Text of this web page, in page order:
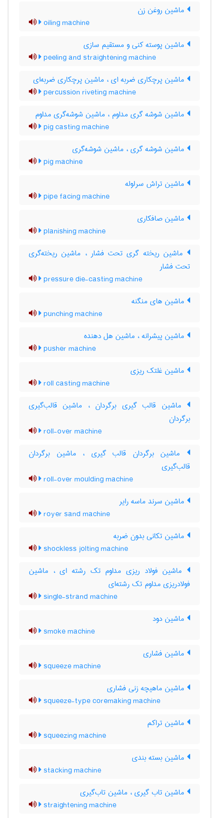
ماشین روغن زن
oiling machine
ماشین پوسته کنی و مستقیم سازی
peeling and straightening machine
ماشین پرچکاری ضربه ای ، ماشین پرچکاری ضربه‌ای
percussion riveting machine
ماشین شوشه گری مداوم ، ماشین شوشه‌گری مداوم
pig casting machine
ماشین شوشه گری ، ماشین شوشه‌گری
pig machine
ماشین تراش سرلوله
pipe facing machine
ماشین صافکاری
planishing machine
ماشین ریخته گری تحت فشار ، ماشین ریخته‌گری
تحت فشار
pressure die-casting machine
ماشین های منگنه
punching machine
ماشین پیشرانه ، ماشین هل دهنده
pusher machine
ماشین غلتک ریزی
roll casting machine
ماشین قالب گیری برگردان ، ماشین قالب‌گیری
برگردان
roll-over machine
ماشین برگردان قالب گیری ، ماشین برگردان
قالب‌گیری
roll-over moulding machine
ماشین سرند ماسه رایر
royer sand machine
ماشین تکانی بدون ضربه
shockless jolting machine
ماشین فولاد ریزی مداوم تک رشته ای ، ماشین
فولادریزی مداوم تک رشته‌ای
single-strand machine
ماشین دود
smoke machine
ماشین فشاری
squeeze machine
ماشین ماهیچه زنی فشاری
squeeze-type coremaking machine
ماشین تراکم
squeezing machine
ماشین بسته بندی
stacking machine
ماشین تاب گیری ، ماشین تاب‌گیری
straightening machine